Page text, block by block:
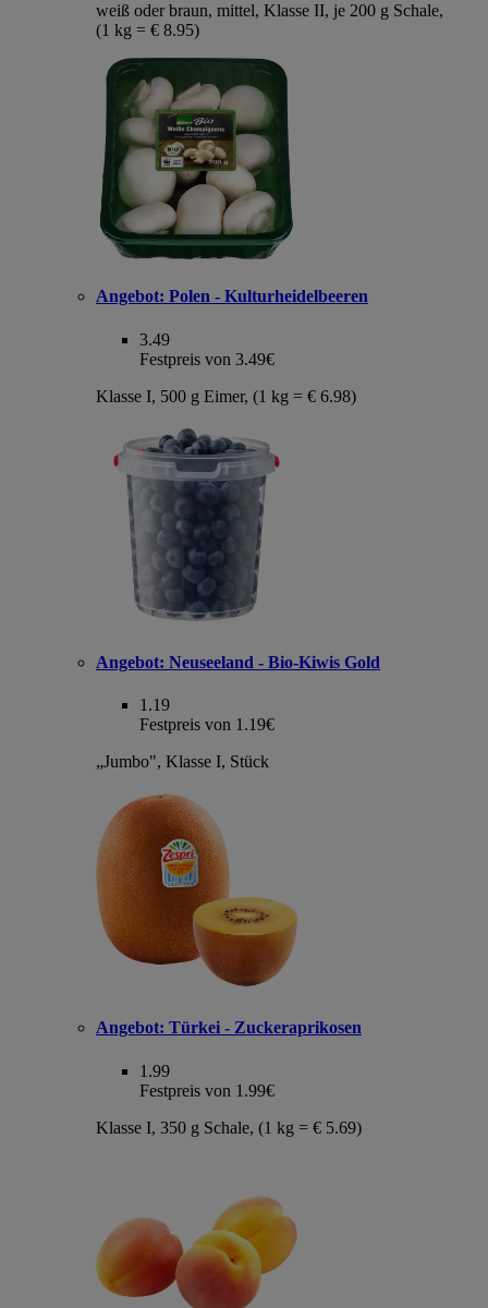
weiß oder braun, mittel, Klasse II, je 200 g Schale,
(1 kg = € 8.95)
Angebot: Polen - Kulturheidelbeeren
3.49
Festpreis von 3.49€
Klasse I, 500 g Eimer, (1 kg = € 6.98)
Angebot: Neuseeland - Bio-Kiwis Gold
1.19
Festpreis von 1.19€
„Jumbo", Klasse I, Stück
Angebot: Türkei - Zuckeraprikosen
1.99
Festpreis von 1.99€
Klasse I, 350 g Schale, (1 kg = € 5.69)